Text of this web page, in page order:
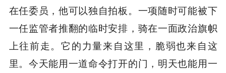
在任委员，他可以独自拍板。一项随时可能被下
一任监管者推翻的临时安排，骑在一面政治旗帜
上往前走。它的力量来自这里，脆弱也来自这
里。今天能用一道命令打开的门，明天也能用一